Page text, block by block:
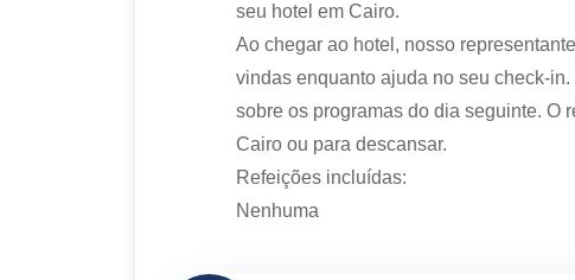
seu hotel em Cairo.
Ao chegar ao hotel, nosso
vindas enquanto ajuda no seu check-
sobre os programas do dia seguinte. O
Cairo ou para descansar.
Refeições incluídas:
Nenhuma